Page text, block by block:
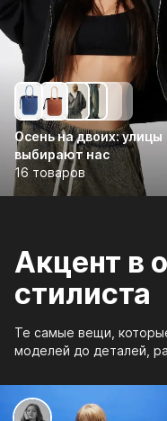
Осень на двоих: улицы
выбирают нас
16 товаров
Акцент в
стилиста
Те самые вещи,
моделей до деталей,